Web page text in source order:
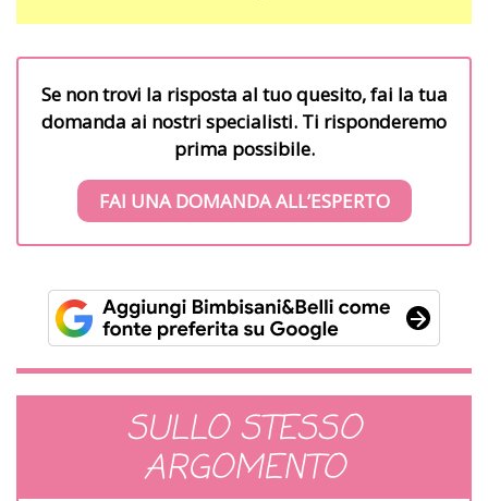
Se non trovi la risposta al tuo quesito, fai la tua
domanda ai nostri specialisti. Ti risponderemo
prima possibile.
FAI UNA DOMANDA ALL’ESPERTO
SULLO STESSO
ARGOMENTO